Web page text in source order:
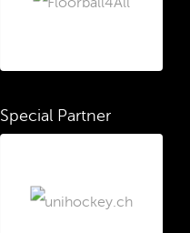
Special Partner